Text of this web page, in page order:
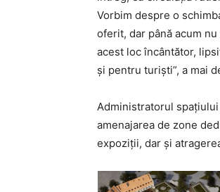
Vorbim despre o
oferit, dar până acum
acest loc încântător,
și pentru turiști”, a mai
Administratorul
amenajarea de zone
expoziții, dar și